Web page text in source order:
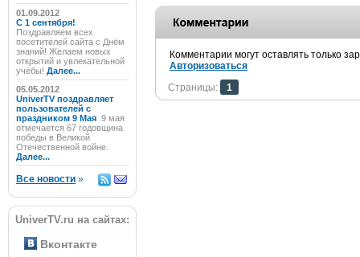
01.09.2012
C 1 сентября!
Поздравляем всех
посетителей сайта с Днём
знаний! Желаем новых
открытий и увлекательной
учёбы! Далее...
05.05.2012
UniverTV поздравляет
пользователей с
праздником 9 Мая 9 мая
отмечается 67 годовщина
победы в Великой
Отечественной войне.
Далее...
Все новости »
UniverTV.ru на сайтах:
Вконтакте
Комментарии могут оставлять только
Авторизоваться
Страницы:
1